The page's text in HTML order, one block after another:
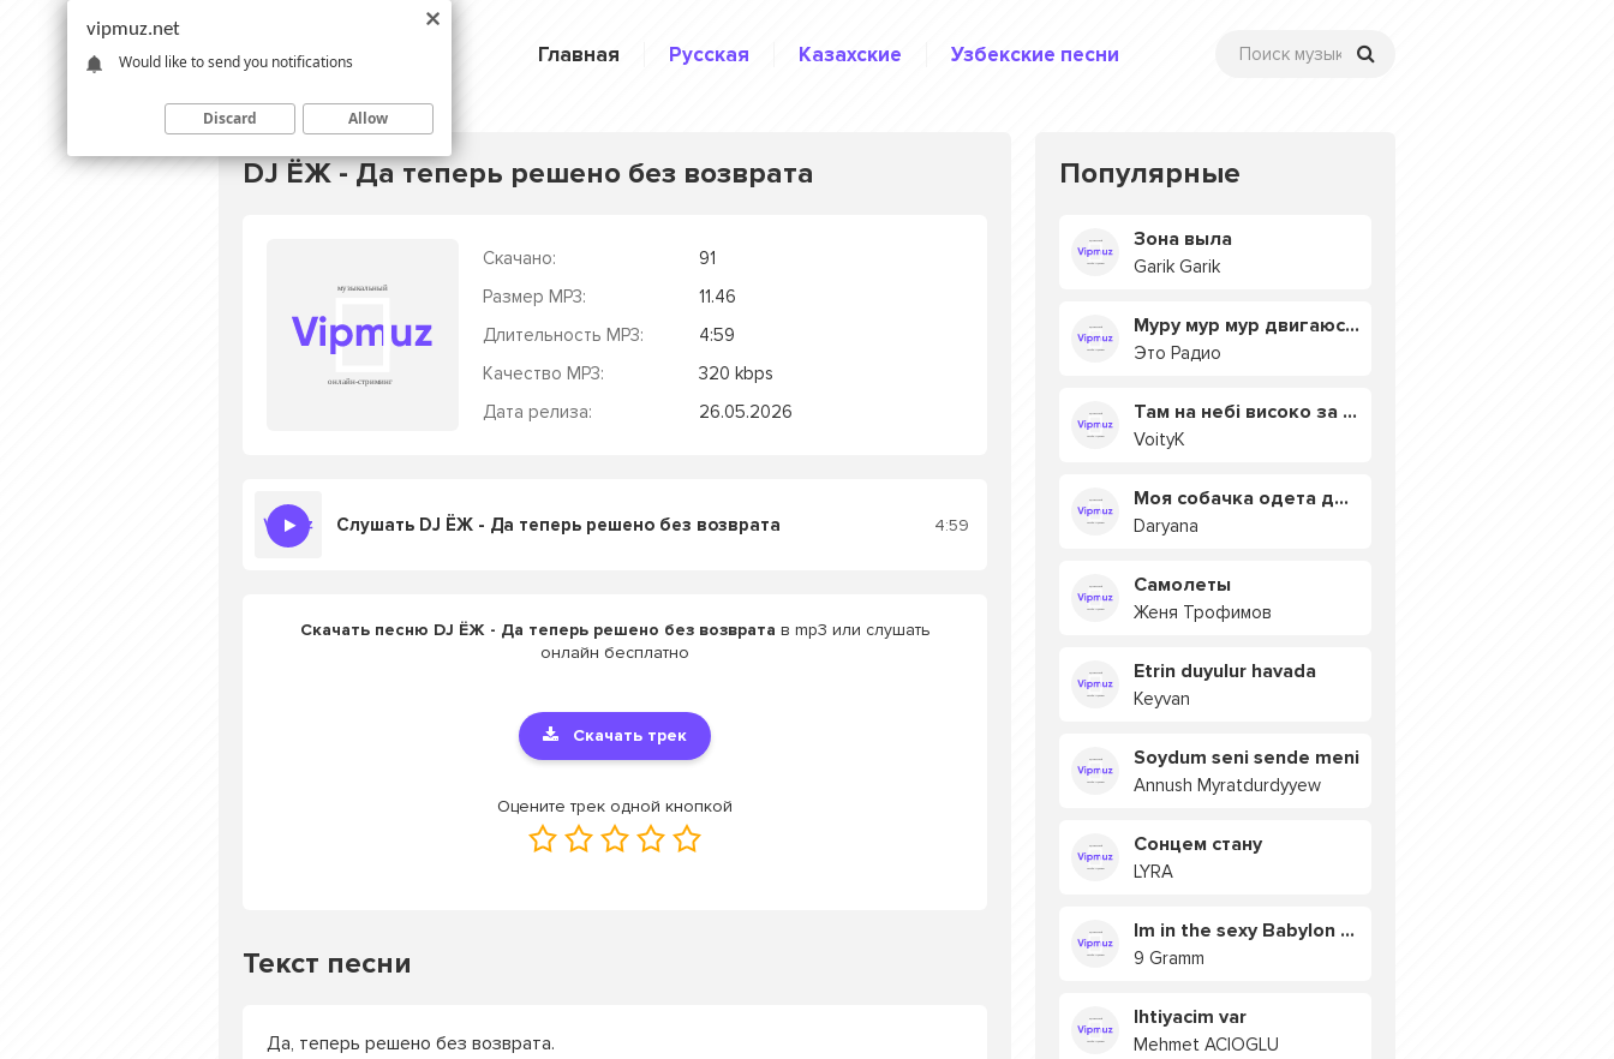
Главная Русская Казахские Узбекские песни
DJ ЁЖ - Да теперь решено без возврата
Скачано:
91
Размер MP3:
11.46
Длительность MP3:
4:59
Качество MP3:
320 kbps
Дата релиза:
26.05.2026
Слушать DJ ЁЖ - Да теперь решено без возврата 4:59
Скачать песню DJ ЁЖ - Да теперь решено без возврата в mp3 или слушать
онлайн бесплатно
Скачать трек
Оцените трек одной кнопкой
Текст песни
Да, теперь решено без возврата.
Популярные
Зона выла
Garik Garik
Муру мур мур двигаюсь на мурмулях
Это Радио
Там на небі високо за хмарами
VoityK
Моя собачка одета дороже тебя
Daryana
Самолеты
Женя Трофимов
Etrin duyulur havada
Keyvan
Soydum seni sende meni
Annush Myratdurdyyew
Сонцем стану
LYRA
Im in the sexy Babylon БУЯ
9 Gramm
Ihtiyacim var
Mehmet ACIOGLU
vipmuz.net
Would like to send you notifications
Discard Allow